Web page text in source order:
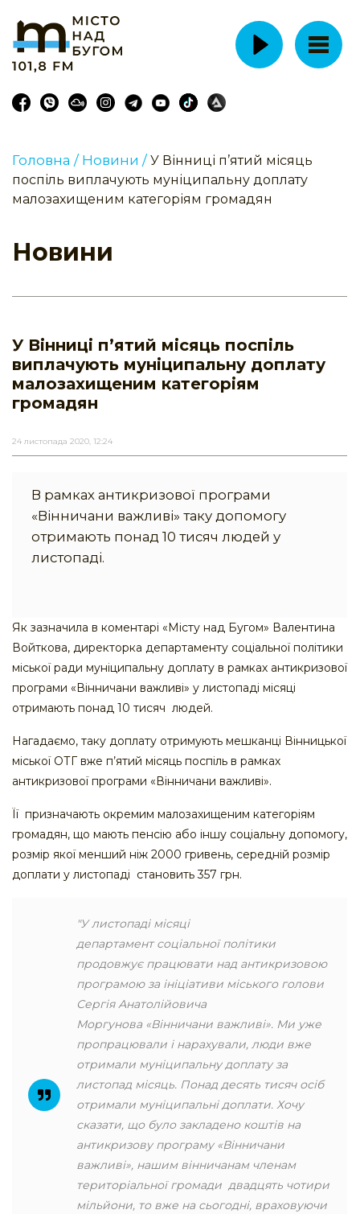
Головна / Новини / У Вінниці п’ятий місяць
поспіль виплачують муніципальну доплату
малозахищеним категоріям громадян
Новини
У Вінниці п’ятий місяць поспіль
виплачують муніципальну доплату
малозахищеним категоріям
громадян
24 листопада 2020, 12:24
В рамках антикризової програми
«Вінничани важливі» таку допомогу
отримають понад 10 тисяч людей у
листопаді.
Як зазначила в коментарі «Місту над Бугом» Валентина
Войткова, директорка департаменту соціальної політики
міської ради муніципальну доплату в рамках антикризової
програми «Вінничани важливі» у листопаді місяці
отримають понад 10 тисяч людей.
Нагадаємо, таку доплату отримують мешканці Вінницької
міської ОТГ вже п’ятий місяць поспіль в рамках
антикризової програми «Вінничани важливі».
Її призначають окремим малозахищеним категоріям
громадян, що мають пенсію або іншу соціальну допомогу,
розмір якої менший ніж 2000 гривень, середній розмір
доплати у листопаді становить 357 грн.
"У листопаді місяці
департамент соціальної політики
продовжує працювати над антикризовою
програмою за ініціативи міського голови
Сергія Анатолійовича
Моргунова «Вінничани важливі». Ми уже
пропрацювали і нарахували, люди вже
отримали муніципальну доплату за
листопад місяць. Понад десять тисяч осіб
отримали муніципальні доплати. Хочу
сказати, що було закладено коштів на
антикризову програму «Вінничани
важливі», нашим вінничанам членам
територіальної громади двадцять чотири
мільйони, то вже на сьогодні, враховуючи